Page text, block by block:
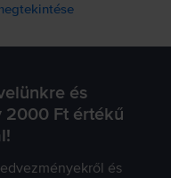
és
2000 Ft értékű
és